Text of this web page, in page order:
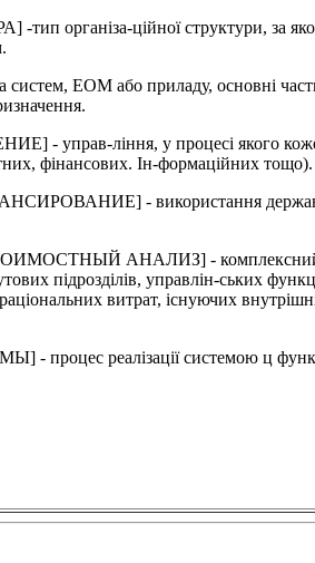
ційної структури, за якого
або приладу, основні частини
у процесі якого кожен
фінансових. Ін-формаційних тощо).
- використання державою
АНАЛИЗ] - комплексний
підрозділів, управлін-ських
витрат, існуючих
системою ц функцій,